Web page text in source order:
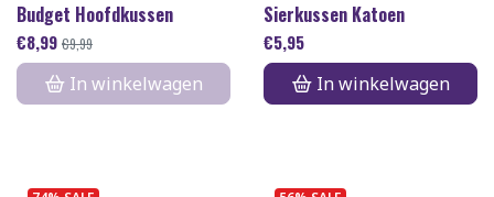
Budget Hoofdkussen
€8,99 €9,99
In winkelwagen
Sierkussen Katoen
€5,95
In winkelwagen